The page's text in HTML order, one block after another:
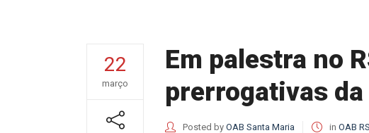
22
março
Em palestra no
prerrogativas
Posted by OAB Santa Maria in OAB RS